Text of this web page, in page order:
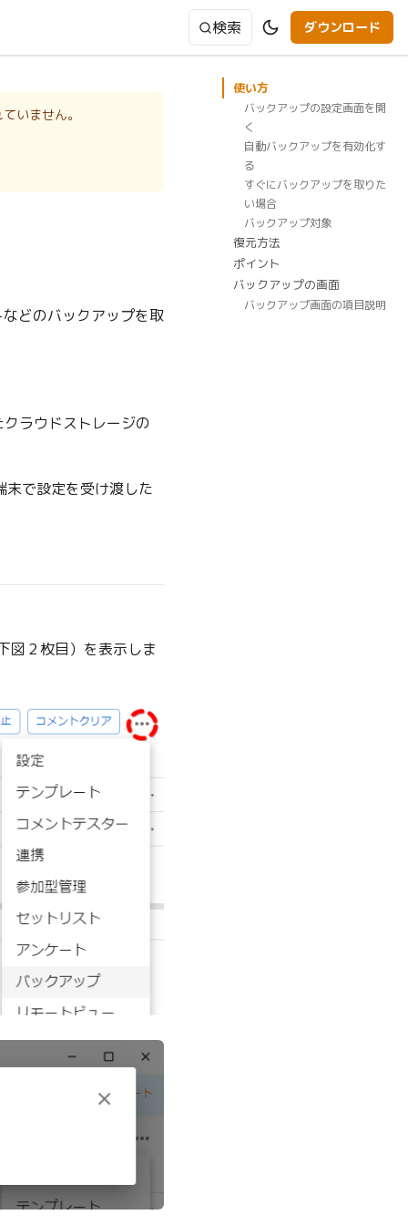
検索 ダウンロード
いません。
どのバックアップを取
ラウドストレージの
末で設定を受け渡した
図２枚目）を表示しま
使い方
バックアップの設定画面を開
く
自動バックアップを有効化す
る
すぐにバックアップを取りた
い場合
バックアップ対象
復元方法
ポイント
バックアップの画面
バックアップ画面の項目説明